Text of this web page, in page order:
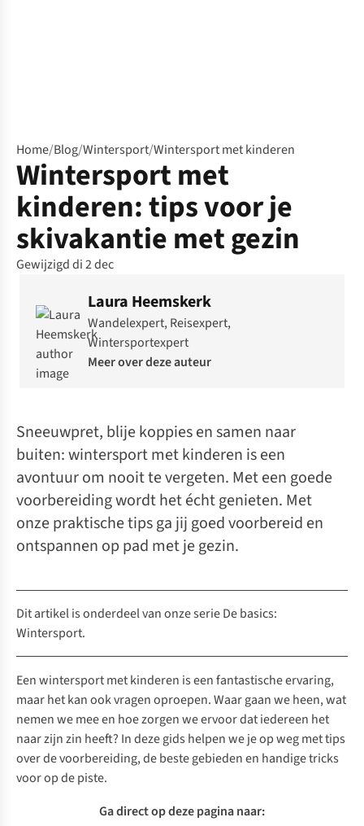
Home/Blog/Wintersport/Wintersport met kinderen
Wintersport met
kinderen: tips voor je
skivakantie met gezin
Gewijzigd di 2 dec
Laura Heemskerk
Wandelexpert, Reisexpert,
Wintersportexpert
Meer over deze auteur
Sneeuwpret, blije koppies en samen naar
buiten: wintersport met kinderen is een
avontuur om nooit te vergeten. Met een goede
voorbereiding wordt het écht genieten. Met
onze praktische tips ga jij goed voorbereid en
ontspannen op pad met je gezin.
Dit artikel is onderdeel van onze serieDe basics:
Wintersport.
Een wintersport met kinderen is een fantastische ervaring,
maar het kan ook vragen oproepen. Waar gaan we heen, wat
nemen we mee en hoe zorgen we ervoor dat iedereen het
naar zijn zin heeft? In deze gids helpen we je op weg met tips
over de voorbereiding, de beste gebieden en handige tricks
voor op de piste.
Ga direct op deze pagina naar: